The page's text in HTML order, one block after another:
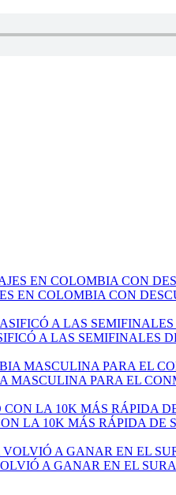
EN COLOMBIA CON
A LAS SEMIFINALES
MASCULINA PARA EL
LA 10K MÁS RÁPIDA DE
A GANAR EN EL